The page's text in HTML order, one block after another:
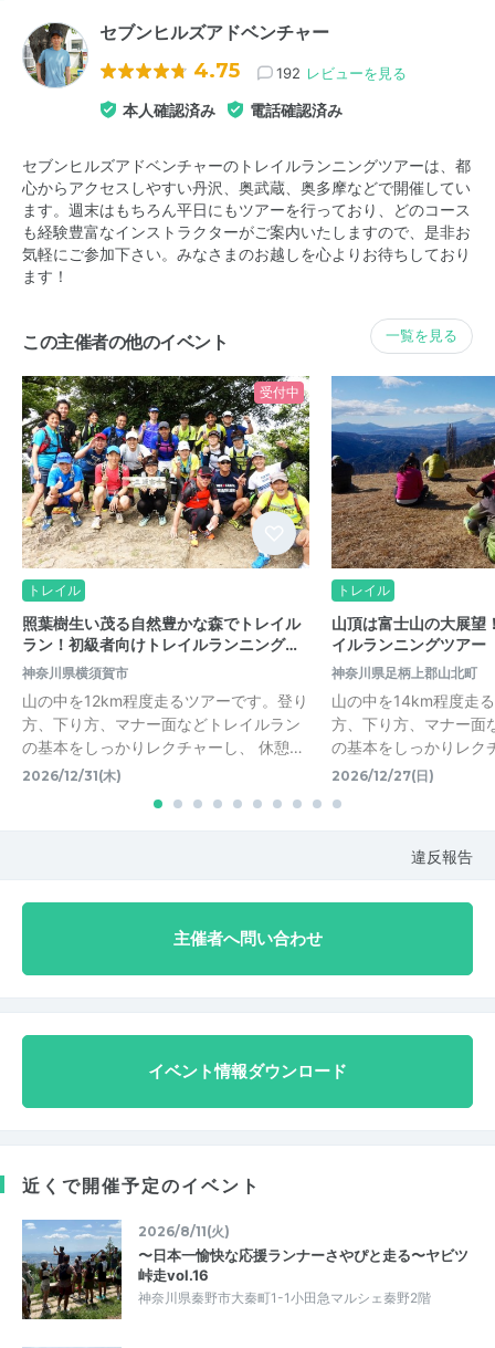
セブンヒルズアドベンチャー
4.75 192 レビューを見る
本人確認済み 電話確認済み
セブンヒルズアドベンチャーのトレイルランニングツアーは、都
心からアクセスしやすい丹沢、奥武蔵、奥多摩などで開催してい
ます。週末はもちろん平日にもツアーを行っており、どのコース
も経験豊富なインストラクターがご案内いたしますので、是非お
気軽にご参加下さい。みなさまのお越しを心よりお待ちしており
ます！
この主催者の他のイベント 一覧を見る
受付中
トレイル
照葉樹生い茂る自然豊かな森でトレイル
ラン！初級者向けトレイルランニング…
神奈川県横須賀市
山の中を12km程度走るツアーです。登り
方、下り方、マナー面などトレイルラン
の基本をしっかりレクチャーし、 休憩…
2026/12/31(木)
トレイル
山頂は富士山の大展望
イルランニングツアー
神奈川県足柄上郡山北町
山の中を14km程度走
方、下り方、マナー面
の基本をしっかりレク
2026/12/27(日)
違反報告
主催者へ問い合わせ
イベント情報ダウンロード
近くで開催予定のイベント
2026/8/11(火)
〜日本一愉快な応援ランナーさやぴと走る〜ヤビツ
峠走vol.16
神奈川県秦野市大秦町1-1小田急マルシェ秦野2階